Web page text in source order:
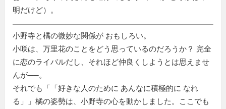
明だけど）。
小野寺と橘の微妙な関係が おもしろい。
小咲は、万里花のことをどう思っているのだろうか？ 完全
に恋のライバルだし、それほど仲良くしようとは思えませ
んが──。
それでも「
好きな人のために あんなに積極的に なれ
る
」橘の姿勢は、小野寺の心を動かしました。ここでも